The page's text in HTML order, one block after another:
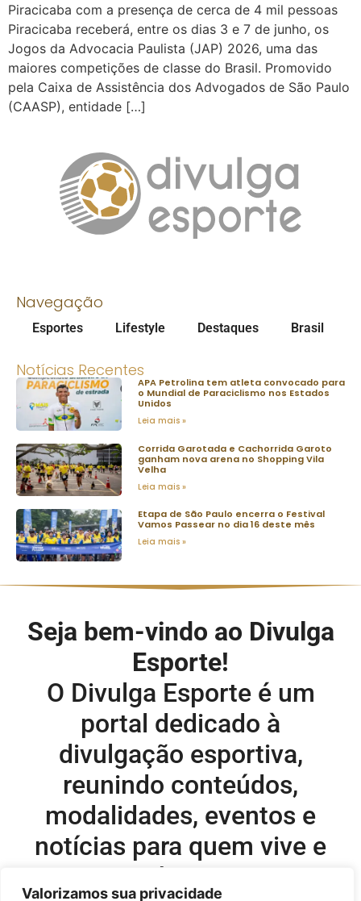
Valorizamos sua privacidade
Piracicaba com a presença de cerca de 4 mil pessoas
Piracicaba receberá, entre os dias 3 e 7 de junho, os
Jogos da Advocacia Paulista (JAP) 2026, uma das
maiores competições de classe do Brasil. Promovido
pela Caixa de Assistência dos Advogados de São Paulo
(CAASP), entidade […]
Navegação
Esportes Lifestyle Destaques Brasil
Notícias Recentes
APA Petrolina tem atleta convocado para
o Mundial de Paraciclismo nos Estados
Unidos
Leia mais »
Corrida Garotada e Cachorrida Garoto
ganham nova arena no Shopping Vila
Velha
Leia mais »
Etapa de São Paulo encerra o Festival
Vamos Passear no dia 16 deste mês
Leia mais »
Seja bem-vindo ao Divulga
Esporte!
O Divulga Esporte é um
portal dedicado à
divulgação esportiva,
reunindo conteúdos,
modalidades, eventos e
notícias para quem vive e
acompanha o esporte.